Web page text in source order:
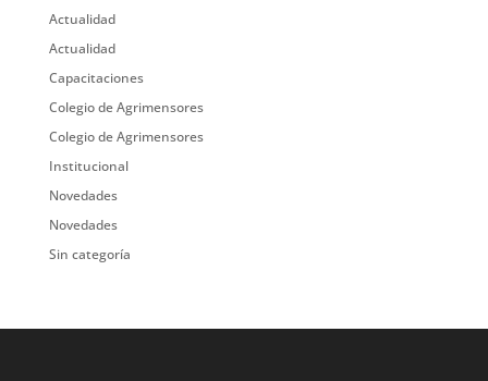
Actualidad
Actualidad
Capacitaciones
Colegio de Agrimensores
Colegio de Agrimensores
Institucional
Novedades
Novedades
Sin categoría